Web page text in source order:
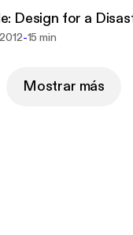
Design for a
-15 min
Mostrar más